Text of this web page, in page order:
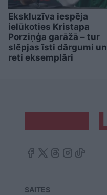
Ekskluzīva iespēja
ielūkoties Kristapa
Porziņģa garāžā – tur
slēpjas īsti dārgumi un
reti eksemplāri
SAITES